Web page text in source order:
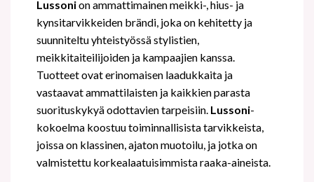
Lussonion ammattimainen meikki-, hius- ja
kynsitarvikkeiden brändi, joka on kehitetty ja
suunniteltu yhteistyössä stylistien,
meikkitaiteilijoiden ja kampaajien kanssa.
Tuotteet ovat erinomaisen laadukkaita ja
vastaavat ammattilaisten ja kaikkien parasta
suorituskykyä odottavien tarpeisiin. Lussoni-
kokoelma koostuu toiminnallisista tarvikkeista,
joissa on klassinen, ajaton muotoilu, ja jotka on
valmistettu korkealaatuisimmista raaka-aineista.